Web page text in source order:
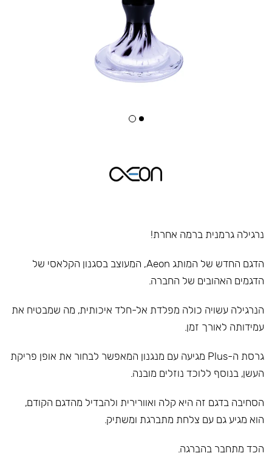
נרגילה גרמנית ברמה אחרת!
הדגם החדש של המותג Aeon, המעוצב בסגנון הקלאסי של
הדגמים האהובים של החברה.
הנרגילה עשויה כולה מפלדת אל-חלד איכותית, מה שמבטיח את
עמידותה לאורך זמן.
גרסת ה-Plus מגיעה עם מנגנון המאפשר לבחור את אופן פריקת
העשן, בנוסף ללוכד נוזלים מובנה.
הסחיבה בדגם זה היא קלה ואוורירית ולהבדיל מהדגם הקודם,
הוא מגיע גם עם צלחת מתברגת ומשתיק.
הכד מתחבר בהברגה.